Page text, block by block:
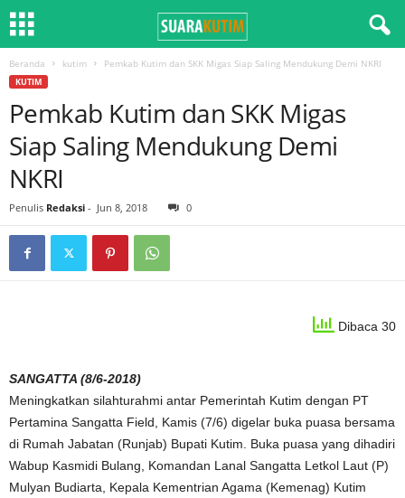
Beranda kutim Pemkab Kutim dan SKK Migas Siap Saling Mendukung Demi NKRI
KUTIM
Pemkab Kutim dan SKK Migas
Siap Saling Mendukung Demi
NKRI
Penulis Redaksi - Jun 8, 2018 0
Dibaca 30
SANGATTA (8/6-2018)
Meningkatkan silahturahmi antar Pemerintah Kutim dengan PT
Pertamina Sangatta Field, Kamis (7/6) digelar buka puasa bersama
di Rumah Jabatan (Runjab) Bupati Kutim. Buka puasa yang dihadiri
Wabup Kasmidi Bulang, Komandan Lanal Sangatta Letkol Laut (P)
Mulyan Budiarta, Kepala Kementrian Agama (Kemenag) Kutim